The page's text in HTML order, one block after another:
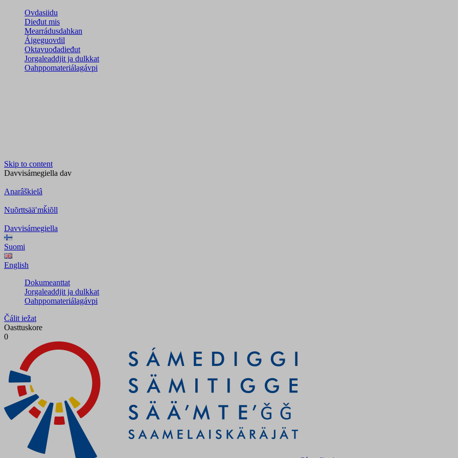
Ovdasiidu
Dieđut mis
Mearrádusdahkan
Áigeguovdil
Oktavuođadieđut
Jorgaleaddjit ja dulkkat
Oahppomateriálagávpi
Skip to content
Davvisámegiella dav
Anarâškielâ
Nuõrttsääʹmǩiõll
Davvisámegiella
Suomi
English
Dokumeanttat
Jorgaleaddjit ja dulkkat
Oahppomateriálagávpi
Čálit iežat
Oasttuskore
0